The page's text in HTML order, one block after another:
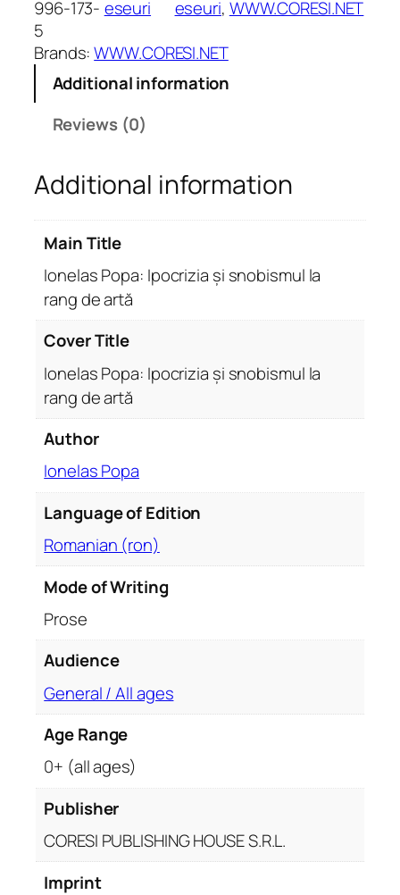
s
P
o
p
o
c
n
i
m
r
g
996-173-
5
eseuri
eseuri, WWW.CORESI.NET
Brands:WWW.CORESI.NET
Additional information
Reviews (0)
Additional information
Main Title
Ionelas Popa: Ipocrizia și snobismul la
rang de artă
Cover Title
Ionelas Popa: Ipocrizia și snobismul la
rang de artă
Author
Ionelas Popa
Language of Edition
Romanian (ron)
Mode of Writing
Prose
Audience
General / All ages
Age Range
0+ (all ages)
Publisher
CORESI PUBLISHING HOUSE S.R.L.
Imprint